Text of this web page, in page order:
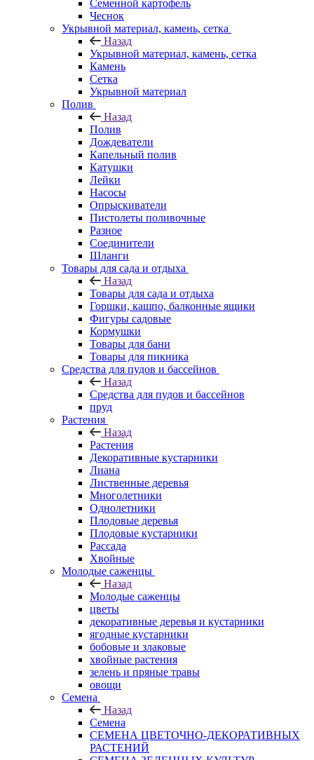
Семенной картофель
Чеснок
Укрывной материал, камень, сетка
Назад
Укрывной материал, камень, сетка
Камень
Сетка
Укрывной материал
Полив
Назад
Полив
Дождеватели
Капельный полив
Катушки
Лейки
Насосы
Опрыскиватели
Пистолеты поливочные
Разное
Соединители
Шланги
Товары для сада и отдыха
Назад
Товары для сада и отдыха
Горшки, кашпо, балконные ящики
Фигуры садовые
Кормушки
Товары для бани
Товары для пикника
Средства для пудов и бассейнов
Назад
Средства для пудов и бассейнов
пруд
Растения
Назад
Растения
Декоративные кустарники
Лиана
Лиственные деревья
Многолетники
Однолетники
Плодовые деревья
Плодовые кустарники
Рассада
Хвойные
Молодые саженцы
Назад
Молодые саженцы
цветы
декоративные деревья и кустарники
ягодные кустарники
бобовые и злаковые
хвойные растения
зелень и пряные травы
овощи
Семена
Назад
Семена
СЕМЕНА ЦВЕТОЧНО-ДЕКОРАТИВНЫХ
РАСТЕНИЙ